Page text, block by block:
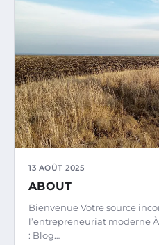
13 AOÛT 2025
ABOUT
Bienvenue Votre source
l’entrepreneuriat moderne
: Blog…